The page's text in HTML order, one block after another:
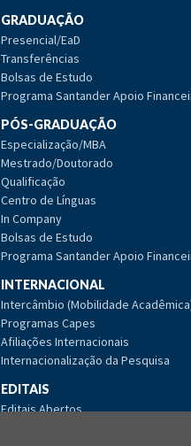
GRADUAÇÃO
Presencial/EaD
Transferências
Bolsas de Estudo
Programa Santander Apoio
PÓS-GRADUAÇÃO
Especialização/MBA
Mestrado/Doutorado
Qualificação
Centro de Línguas
In Company
Bolsas de Estudo
Programa Santander Apoio
INTERNACIONAL
Intercâmbio (Mobilidade
Programas Capes
Afiliações Internacionais
Internacionalização da Pesquisa
EDITAIS
Editais Abertos